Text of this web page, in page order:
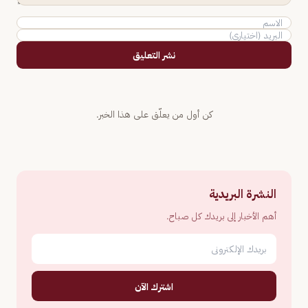
نشر التعليق
كن أول من يعلّق على هذا الخبر.
النشرة البريدية
أهم الأخبار إلى بريدك كل صباح.
اشترك الآن